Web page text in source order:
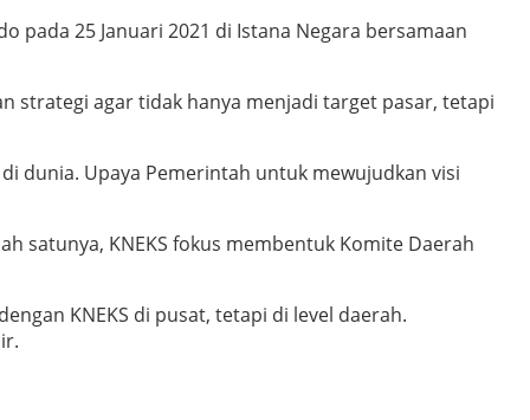
pada 25 Januari 2021 di Istana Negara bersamaan
strategi agar tidak hanya menjadi target pasar, tetapi
dunia. Upaya Pemerintah untuk mewujudkan visi
satunya, KNEKS fokus membentuk Komite Daerah
KNEKS di pusat, tetapi di level daerah.